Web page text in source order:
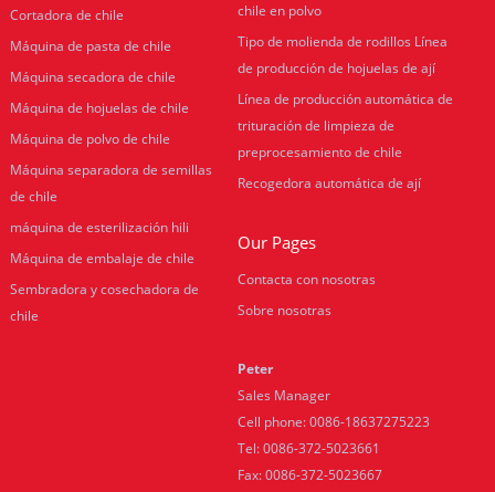
Cortadora de chile
Máquina de pasta de chile
Máquina secadora de chile
Máquina de hojuelas de chile
Máquina de polvo de chile
Máquina separadora de semillas
de chile
máquina de esterilización hili
Máquina de embalaje de chile
Sembradora y cosechadora de
chile
chile en polvo
Tipo de molienda de rodillos Línea
de producción de hojuelas de ají
Línea de producción automática de
trituración de limpieza de
preprocesamiento de chile
Recogedora automática de ají
Our Pages
Contacta con nosotras
Sobre nosotras
Peter
Sales Manager
Cell phone: 0086-18637275223
Tel: 0086-372-5023661
Fax: 0086-372-5023667